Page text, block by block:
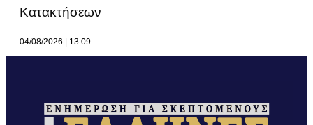
Κατακτήσεων
04/08/2026 13:09